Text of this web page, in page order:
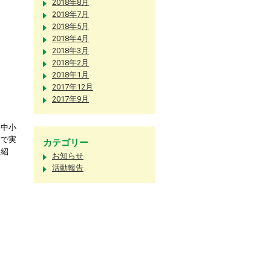
小
実
2018年8月
2018年7月
2018年5月
2018年4月
2018年3月
2018年2月
2018年1月
2017年12月
2017年9月
カテゴリー
お知らせ
活動報告